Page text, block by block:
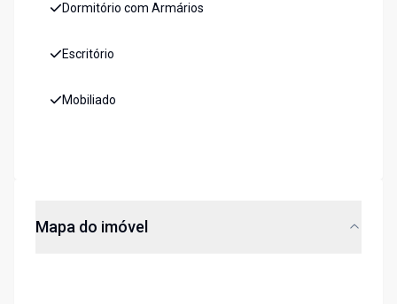
Dormitório com Armários
Escritório
Mobiliado
Mapa do imóvel